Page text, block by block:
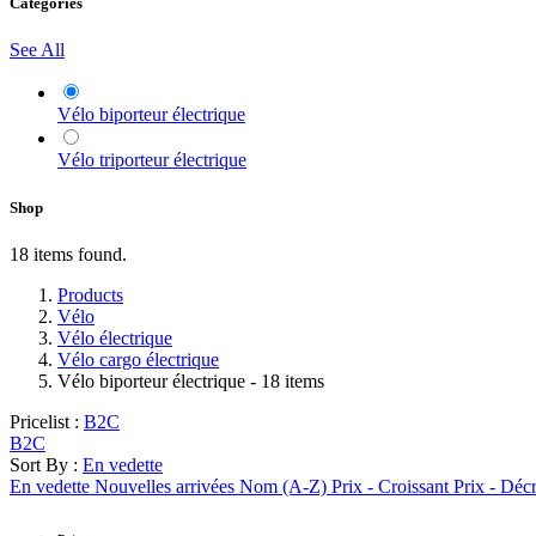
See All
Vélo biporteur électrique
Vélo triporteur électrique
Shop
18 items found.
Products
Vélo
Vélo électrique
Vélo cargo électrique
Vélo biporteur électrique - 18 items
Pricelist : B2C
B2C
Sort By : En vedette
En vedette Nouvelles arrivées Nom (A-Z) Prix - Croissant Prix -